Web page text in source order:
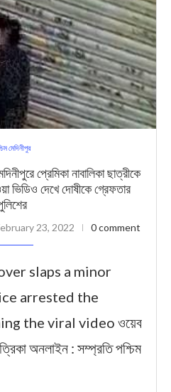
মেদিনীপুর
প্রেমিকা নাবালিকা ছাত্রীকে
ভিডিও দেখে দোষীকে গ্রেফতার
23, 2022 0 comment
slaps a minor
arrested the
the viral video ওয়েব
অনলাইন : সম্প্রতি পশ্চিম